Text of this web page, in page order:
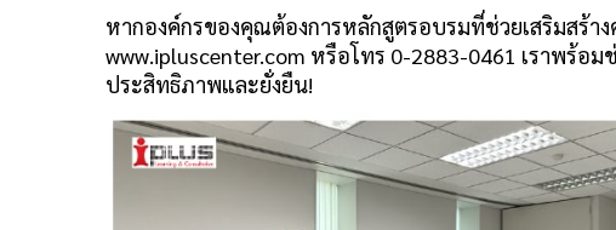
หากองค์กรของคุณต้องการหลักสูตรอบรมที่ช่วยเสริมสร้า
www.ipluscenter.com หรือโทร 0-2883-0461 เราพร้
ประสิทธิภาพและยั่งยืน!